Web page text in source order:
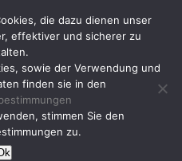
Ort
die dazu dienen unser
effektiver und sicherer zu
sowie der Verwendung und
finden sie in den
stimmen Sie den
zu.